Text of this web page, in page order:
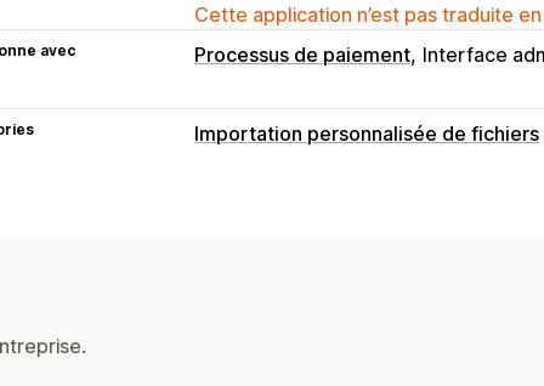
Cette application n’est pas traduite
avec Processus de paiement Interface
Importation personnalisée de fichiers